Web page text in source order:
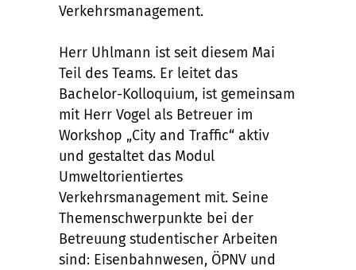
Verkehrsmanagement.
Herr Uhlmann ist seit diesem Mai
Teil des Teams. Er leitet das
Bachelor-Kolloquium, ist gemeinsam
mit Herr Vogel als Betreuer im
Workshop „City and Traffic“ aktiv
und gestaltet das Modul
Umweltorientiertes
Verkehrsmanagement mit. Seine
Themenschwerpunkte bei der
Betreuung studentischer Arbeiten
sind: Eisenbahnwesen, ÖPNV und